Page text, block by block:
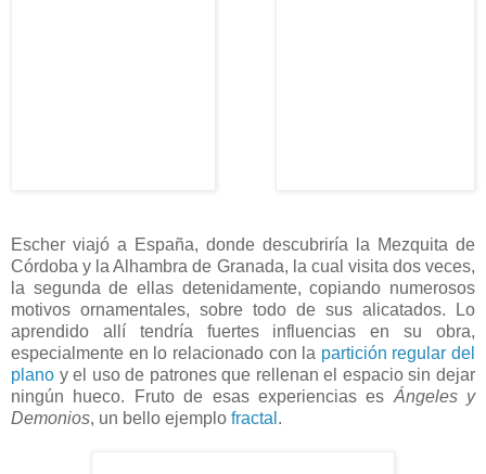
Escher viajó a España, donde descubriría la Mezquita de
Córdoba y la Alhambra de Granada, la cual visita dos veces,
la segunda de ellas detenidamente, copiando numerosos
motivos ornamentales, sobre todo de sus alicatados. Lo
aprendido allí tendría fuertes influencias en su obra,
especialmente en lo relacionado con la partición regular del
plano y el uso de patrones que rellenan el espacio sin dejar
ningún hueco. Fruto de esas experiencias es Ángeles y
Demonios, un bello ejemplo fractal .